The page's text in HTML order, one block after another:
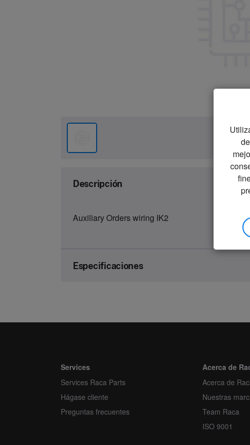
Descripción
Auxiliary Orders wiring IK2
Especificaciones
Article number
Unit
Minimum order quantity
1
Order multiple
1
Services
Services Raca Parts
Hágase cliente
Preguntas frecuentes
Acerca de
Acerca de
Nuestras
Team Raca
ISO 9001